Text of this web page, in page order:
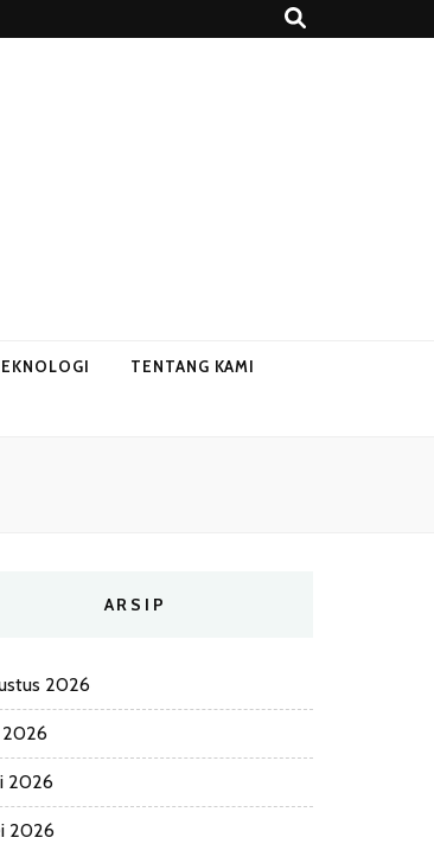
TENTANG KAMI
ARSIP
2026
2026
2026
2026